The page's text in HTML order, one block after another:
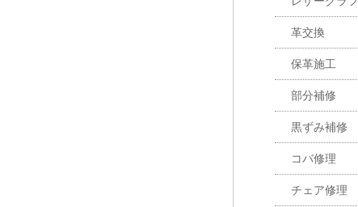
革交換
保革施工
部分補修
黒ずみ補修
コバ修理
チェア修理